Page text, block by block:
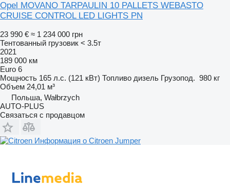
Opel MOVANO TARPAULIN 10 PALLETS WEBASTO
CRUISE CONTROL LED LIGHTS PN
23 990 € ≈ 1 234 000 грн
Тентованный грузовик < 3.5т
2021
189 000 км
Euro 6
Мощность 165 л.с. (121 кВт) Топливо дизель Грузопод. 980 кг
Объем 24,01 м³
Польша, Wałbrzych
AUTO-PLUS
Связаться с продавцом
Информация о Citroen Jumper